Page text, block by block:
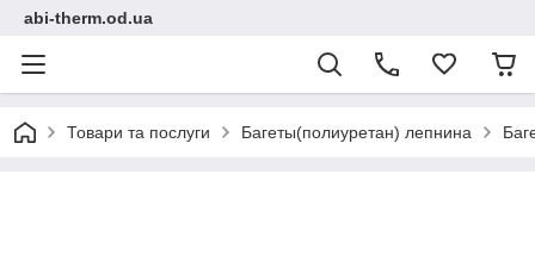
abi-therm.od.ua
Товари та послуги Багеты(полиуретан) лепнина